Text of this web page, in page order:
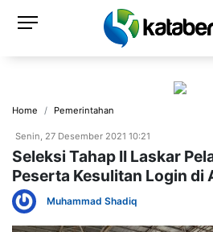
Home Pemerintahan
Senin, 27 Desember 2021 10:21
Seleksi Tahap II Laskar
Peserta Kesulitan Login di
Muhammad Shadiq